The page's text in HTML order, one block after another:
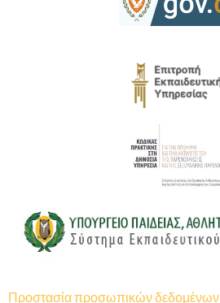
Προστασία προσωπικών δεδομένων